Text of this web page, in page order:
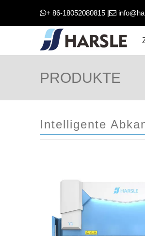
+ 86-18052080815 |
PRODUKTE
Intelligente